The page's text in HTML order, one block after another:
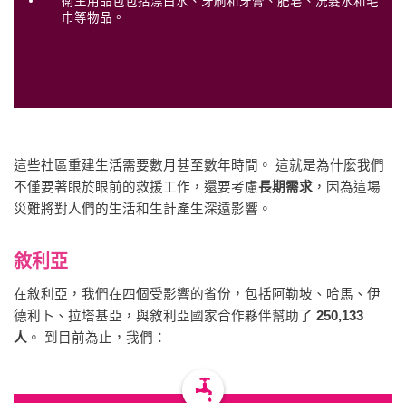
巾等物品。
這些社區重建生活需要數月甚至數年時間。 這就是為什麼我們
不僅要著眼於眼前的救援工作，還要考慮長期需求 ，因為這場
災難將對人們的生活和生計產生深遠影響。
敘利亞
在敘利亞，我們在四個受影響的省份，包括阿勒坡、哈馬、伊
德利卜、拉塔基亞，與敘利亞國家合作夥伴幫助了 250,133
人 。 到目前為止，我們：